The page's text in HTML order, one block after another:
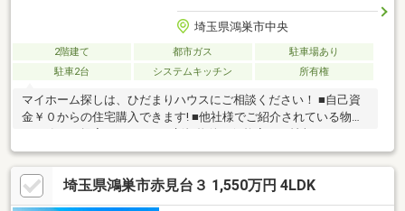
埼玉県鴻巣市中央
2階建て 都市ガス
駐車場あり
駐車2台
システムキッチン 所有権
マイホーム探しは、ひだまりハウスにご相談ください！ ■自己資
金￥０からの住宅購入できます! ■他社様でご紹介されている物件
スピーディーです。 ■インターネット非公開の物件もご紹介可能
です。 ■ご希望の方にはメールでのやりとりだけで大丈夫です。
■お忙しいときは現地待合せ＆現地解散できます。 ■平日のご見学
希望大歓迎です! ■住宅ローンアドバイザーが銀行手続きをお手伝
埼玉県鴻巣市赤見台３ 1,550万円 4LDK